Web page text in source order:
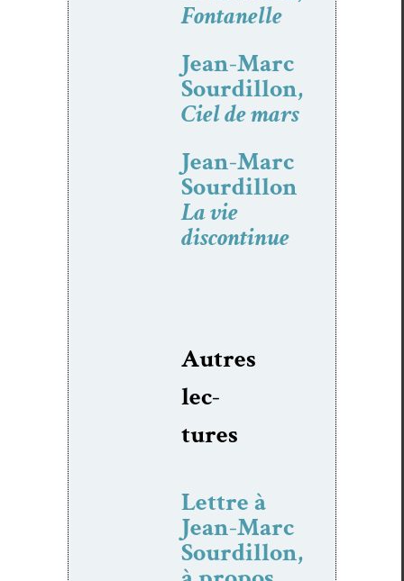
Fontanelle
Jean-Marc
Sourdillon,
Ciel de mars
Jean-Marc
Sourdillon
La vie
discontinue
Autres
lec­
tures
Lettre à
Jean-Marc
Sourdillon,